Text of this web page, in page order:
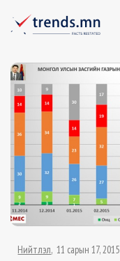
Нийтлэл 11 сарын 17, 2015